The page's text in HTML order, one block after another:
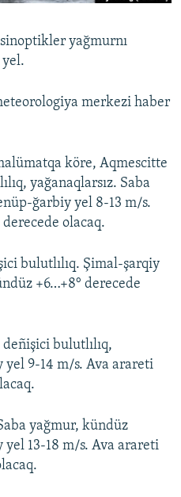
yağmurnı
merkezi haber
köre, Aqmescitte
yağanaqlarsız. Saba
ğarbiy yel 8-13 m/s.
olacaq.
bulutlılıq. Şimal-şarqiy
+6…+8° derecede
deñişici bulutlılıq,
yel 9-14 m/s. Ava arareti
yağmur, kündüz
yel 13-18 m/s. Ava arareti